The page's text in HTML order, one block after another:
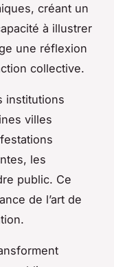
créant un
à illustrer
une réflexion
collective.
institutions
villes
les
public. Ce
de l’art de